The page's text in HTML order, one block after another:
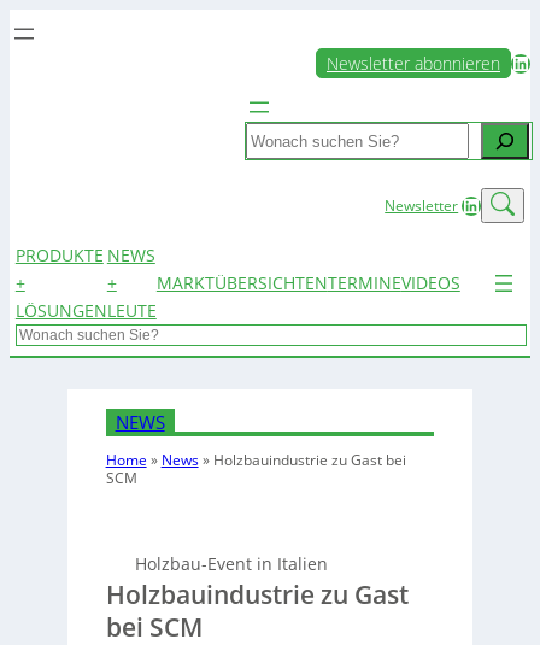
Newsletter abonnieren LinkedIn
Search
NewsletterLinkedIn
PRODUKTE
+
LÖSUNGEN
NEWS
+
LEUTE
MARKTÜBERSICHTENTERMINEVIDEOS
Search
NEWS
Home » News» Holzbauindustrie zu Gast bei
SCM
Holzbau-Event in Italien
Holzbauindustrie zu Gast
bei SCM